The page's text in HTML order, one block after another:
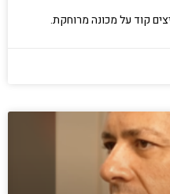
קוד על מכונה מרוחקת.